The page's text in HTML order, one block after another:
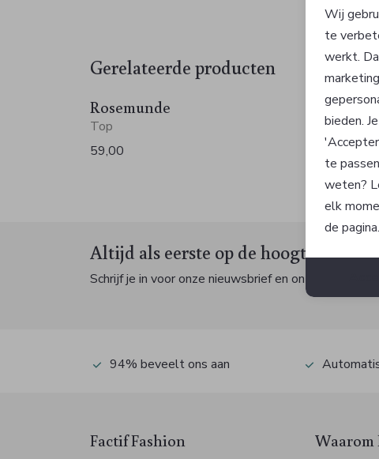
Gerelateerde producten
Rosemunde
Top
59,00
Top
59,00
Altijd als eerste op de hoogte zijn?
Schrijf je in voor onze nieuwsbrief en ontvang dan
94% beveelt ons aan
Factif Fashion Waarom
Wij
te
werkt.
bieden.
te
weten?
elk
de pagina.